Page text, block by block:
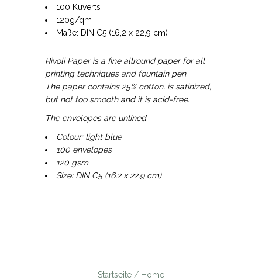
100 Kuverts
120g/qm
Maße: DIN C5 (16,2 x 22,9 cm)
Rivoli Paper is a fine allround paper for all
printing techniques and fountain pen.
The paper contains 25% cotton, is satinized,
but not too smooth and it is acid-free.
The envelopes are unlined.
Colour: light blue
100 envelopes
120 gsm
Size: DIN C5 (16,2 x 22,9 cm)
Startseite / Home